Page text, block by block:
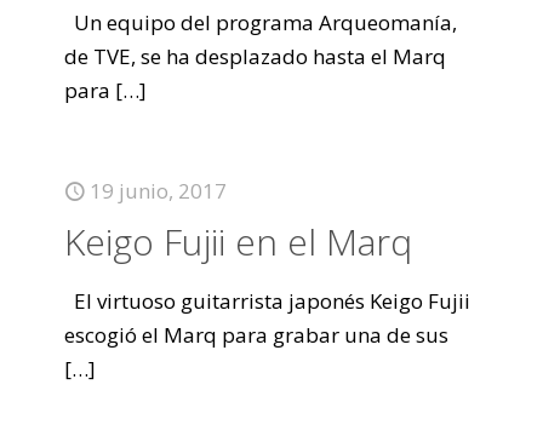
Un equipo del programa Arqueomanía,
de TVE, se ha desplazado hasta el Marq
para […]
19 junio, 2017
Keigo Fujii en el Marq
El virtuoso guitarrista japonés Keigo Fujii
escogió el Marq para grabar una de sus
[…]